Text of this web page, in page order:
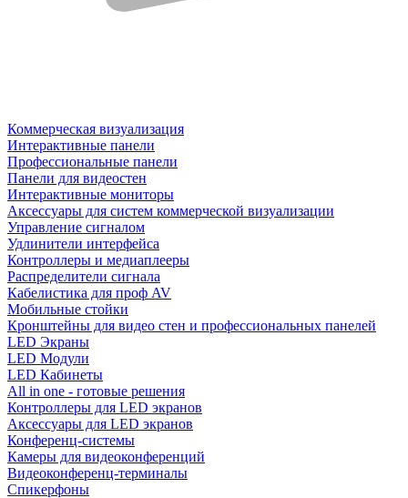
Коммерческая визуализация
Интерактивные панели
Профессиональные панели
Панели для видеостен
Интерактивные мониторы
Аксессуары для систем коммерческой визуализации
Управление сигналом
Удлинители интерфейса
Контроллеры и медиаплееры
Распределители сигнала
Кабелистика для проф AV
Мобильные стойки
Кронштейны для видео стен и профессиональных панелей
LED Экраны
LED Модули
LED Кабинеты
All in one - готовые решения
Контроллеры для LED экранов
Аксессуары для LED экранов
Конференц-системы
Камеры для видеоконференций
Видеоконференц-терминалы
Спикерфоны